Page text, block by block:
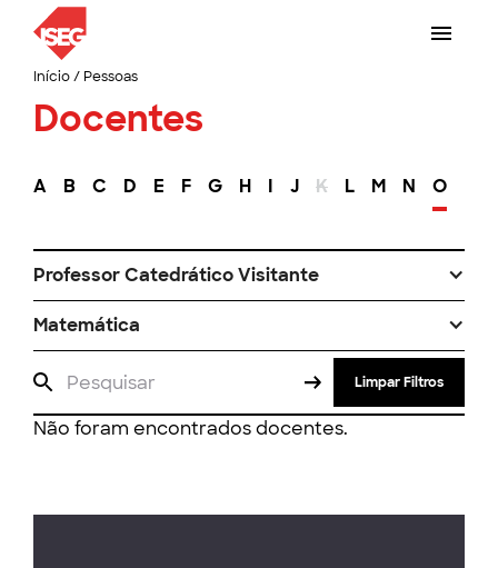
Início/ Pessoas
Docentes
A B C D E F G H I J K L M N O
Professor Catedrático Visitante
Matemática
Limpar Filtros
Não foram encontrados docentes.